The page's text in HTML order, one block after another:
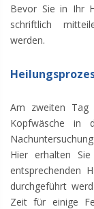
Bevor Sie in Ihr
schriftlich
werden.
Am zweiten Tag
Kopfwäsche in
Hier erhalten
entsprechenden
durchgeführt
Zeit für einige